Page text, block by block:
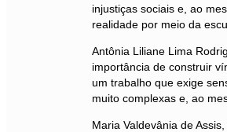
injustiças sociais e, ao
realidade por meio da
Antônia Liliane Lima
importância de construir
um trabalho que exige
muito complexas e, ao
Maria Valdevânia de